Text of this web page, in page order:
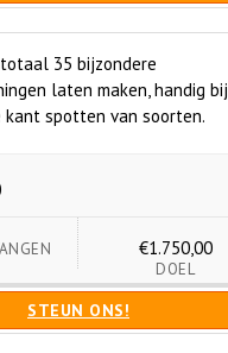
35 bijzondere
laten maken, handig bij
spotten van soorten.
€1.750,00
DOEL
STEUN ONS!